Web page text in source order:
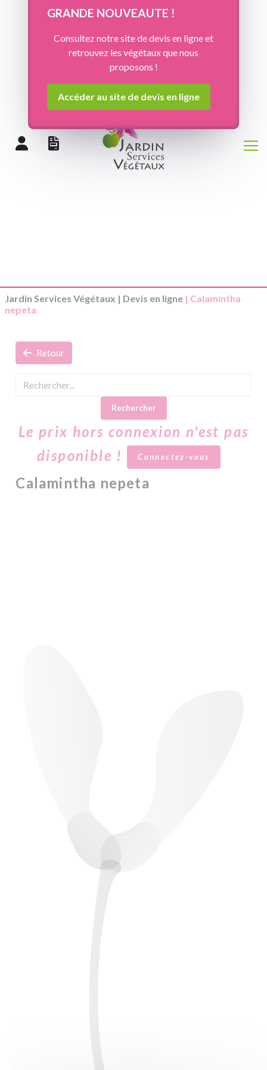
GRANDE NOUVEAUTE !
Consultez notre site de devis en ligne et
retrouvez les végétaux que nous
proposons !
Accéder au site de devis en ligne
Jardin Services Végétaux | Devis en ligne | Calamintha
nepeta
Retour
Rechercher
Le prix hors connexion n'est pas
disponible !
Connectez-vous
Calamintha nepeta
Panneau de gestion des cookies